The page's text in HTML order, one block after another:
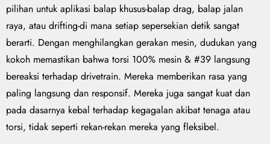
pilihan untuk aplikasi balap khusus-balap drag, balap jalan
raya, atau drifting-di mana setiap sepersekian detik sangat
berarti. Dengan menghilangkan gerakan mesin, dudukan yang
kokoh memastikan bahwa torsi 100% mesin & #39 langsung
bereaksi terhadap drivetrain. Mereka memberikan rasa yang
paling langsung dan responsif. Mereka juga sangat kuat dan
pada dasarnya kebal terhadap kegagalan akibat tenaga atau
torsi, tidak seperti rekan-rekan mereka yang fleksibel.